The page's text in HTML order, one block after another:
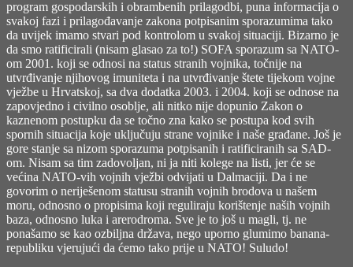
program gospodarskih i obrambenih prilagodbi, puna informacija o
svakoj fazi i prilagođavanje zakona potpisanim sporazumima tako
da uvijek imamo stvari pod kontrolom u svakoj situaciji. Bizarno je
da smo ratificirali (nisam glasao za to!) SOFA sporazum sa NATO-
om 2001. koji se odnosi na status stranih vojnika, točnije na
utvrđivanje njihovog imuniteta i na utvrđivanje štete tijekom vojne
vježbe u Hrvatskoj, sa dva dodatka 2003. i 2004. koji se odnose na
zapovjedno i civilno osoblje, ali nitko nije dopunio Zakon o
kaznenom postupku da se točno zna kako se postupa kod svih
spornih situacija koje uključuju strane vojnike i naše građane. Još je
gore stanje sa nizom sporazuma potpisanih i ratificiranih sa SAD-
om. Nisam sa tim zadovoljan, ni ja niti kolege na listi, jer će se
većina NATO-vih vojnih vježbi odvijati u Dalmaciji. Da i ne
govorim o neriješenom statusu stranih vojnih brodova u našem
moru, odnosno o propisima koji reguliraju korištenje naših vojnih
baza, odnosno luka i arerodroma. Sve je to još u magli, tj. ne
ponašamo se kao ozbiljna država, nego uporno glumimo banana-
republiku vjerujući da ćemo tako prije u NATO! Suludo!